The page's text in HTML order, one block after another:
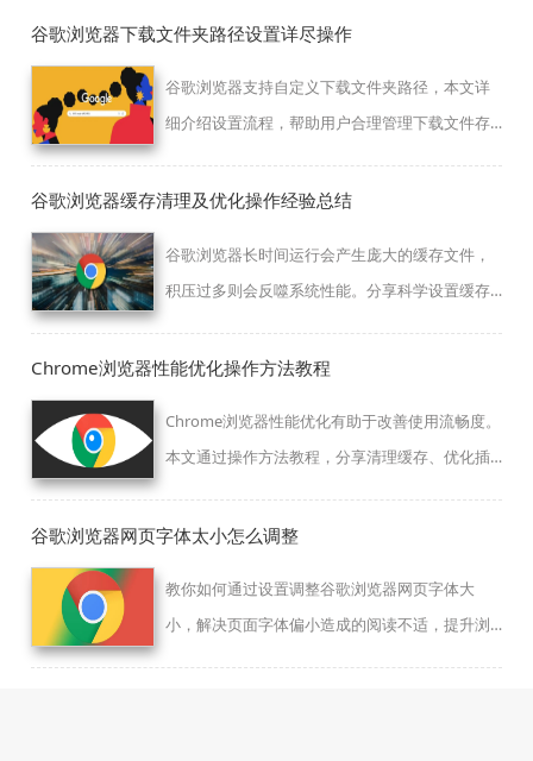
谷歌浏览器下载文件夹路径设置详尽操作
谷歌浏览器支持自定义下载文件夹路径，本文详
细介绍设置流程，帮助用户合理管理下载文件存
谷歌浏览器缓存清理及优化操作经验总结
谷歌浏览器长时间运行会产生庞大的缓存文件，
积压过多则会反噬系统性能。分享科学设置缓存
技巧，旨在帮您在节省本地存储空间的同时，保
持轻快状态。
Chrome浏览器性能优化操作方法教程
Chrome浏览器性能优化有助于改善使用流畅度。
本文通过操作方法教程，分享清理缓存、优化插
谷歌浏览器网页字体太小怎么调整
教你如何通过设置调整谷歌浏览器网页字体大
小，解决页面字体偏小造成的阅读不适，提升浏